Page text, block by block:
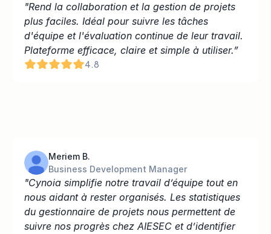
"Rend la collaboration et la gestion de projets
plus faciles. Idéal pour suivre les tâches
d'équipe et l'évaluation continue de leur travail.
Plateforme efficace, claire et simple à utiliser.”
4.8
Meriem B.
Business Development Manager
"Cynoia simplifie notre travail d’équipe tout en
nous aidant à rester organisés. Les statistiques
du gestionnaire de projets nous permettent de
suivre nos progrès chez AIESEC et d’identifier